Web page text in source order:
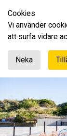
Cookies
Vi använder
att surfa vidare
Neka